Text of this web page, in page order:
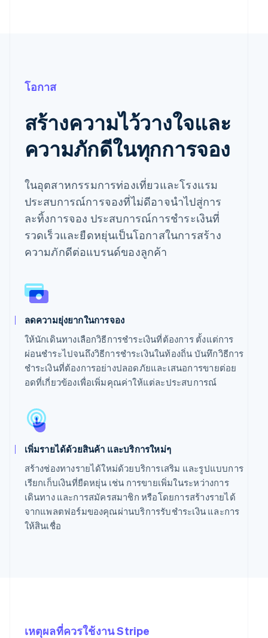
โอกาส
สร้างความไว้วางใจและ
ความภักดีในทุกการจอง
ในอุตสาหกรรมการท่องเที่ยวและโรงแรม
ประสบการณ์การจองที่ไม่ดีอาจนำไปสู่การ
ละทิ้งการจอง ประสบการณ์การชำระเงินที่
รวดเร็วและยืดหยุ่นเป็นโอกาสในการสร้าง
ความภักดีต่อแบรนด์ของลูกค้า
ลดความยุ่งยากในการจอง
ให้นักเดินทางเลือกวิธีการชำระเงินที่ต้องการ ตั้งแต่การ
ผ่อนชำระไปจนถึงวิธีการชำระเงินในท้องถิ่น บันทึกวิธีการ
ชำระเงินที่ต้องการอย่างปลอดภัยและเสนอการขายต่อย
อดที่เกี่ยวข้องเพื่อเพิ่มคุณค่าให้แต่ละประสบการณ์
เพิ่มรายได้ด้วยสินค้า และบริการใหม่ๆ
สร้างช่องทางรายได้ใหม่ด้วยบริการเสริม และรูปแบบการ
เรียกเก็บเงินที่ยืดหยุ่น เช่น การขายเพิ่มในระหว่างการ
เดินทาง และการสมัครสมาชิก หรือโดยการสร้างรายได้
จากแพลตฟอร์มของคุณผ่านบริการรับชำระเงิน และการ
ให้สินเชื่อ
เหตุผลที่ควรใช้งาน Stripe